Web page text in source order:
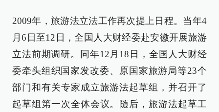
2009年，旅游法立法工作再次提上日程。当年4
月6日至12日，全国人大财经委赴安徽开展旅游
立法前期调研。同年12月18日，全国人大财经
委牵头组织国家发改委、原国家旅游局等23个
部门和有关专家成立旅游法起草组，并召开了
起草组第一次全体会议。随后，旅游法起草工